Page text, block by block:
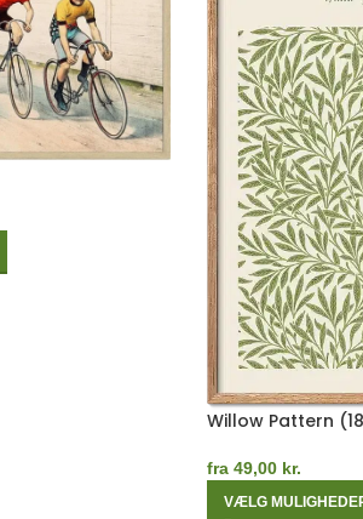
Willow Pattern
fra 49,00 kr.
VÆLG